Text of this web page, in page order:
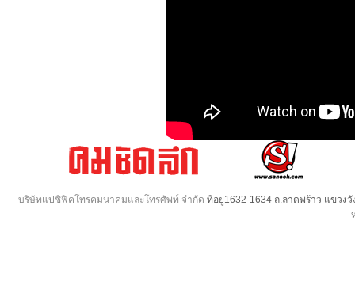
บริษัทแปซิฟิคโทรคมนาคมและโทรศัพท์ จำกัด ที่อยู่1632-1634 ถ.ลาดพร้าว แขวง